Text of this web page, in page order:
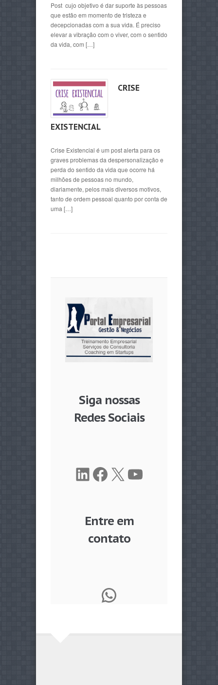
Post cujo objetivo é dar suporte às pessoas
que estão em momento de tristeza e
decepcionadas com a sua vida. É preciso
elevar a vibração com o viver, com o sentido
da vida, com […]
CRISE
EXISTENCIAL
Crise Existencial é um post alerta para os
graves problemas da despersonalização e
perda do sentido da vida que ocorre há
milhões de pessoas no mundo,
diariamente, pelos mais diversos motivos,
tanto de ordem pessoal quanto por conta de
uma […]
Siga nossas
Redes Sociais
LinkedIn
Facebook
X Youtube
Entre em
contato
WhatsApp